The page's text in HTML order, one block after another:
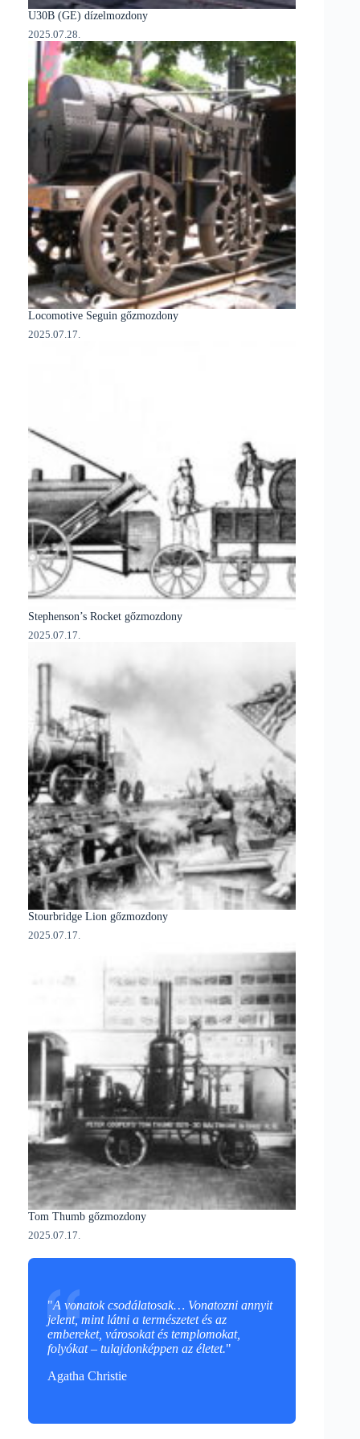
U30B (GE) dízelmozdony
2025.07.28.
Locomotive Seguin gőzmozdony
2025.07.17.
Stephenson’s Rocket gőzmozdony
2025.07.17.
Stourbridge Lion gőzmozdony
2025.07.17.
Tom Thumb gőzmozdony
2025.07.17.
"A vonatok csodálatosak… Vonatozni annyit
jelent, mint látni a természetet és az
embereket, városokat és templomokat,
folyókat – tulajdonképpen az életet."
Agatha Christie